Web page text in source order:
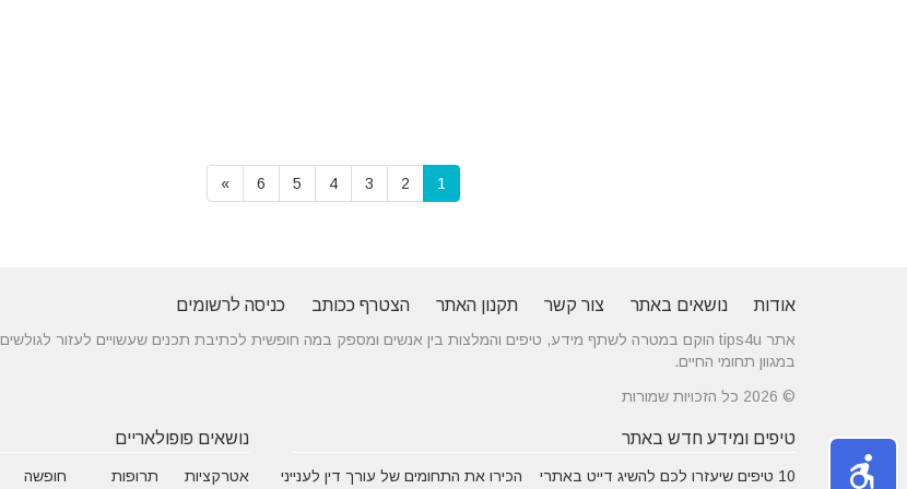
1
2
3
4
5
6
»
אודות נושאים באתר צור קשר תקנון האתר הצטרף ככותב כניסה לרשומים
אתר tips4u הוקם במטרה לשתף מידע, טיפים והמלצות בין אנשים ומספק במה חופשית לכתיבת תכנים שעשויים לעזור לגולשים
במגוון תחומי החיים.
© 2026 כל הזכויות שמורות
טיפים ומידע חדש באתר
10 טיפים שיעזרו לכם להשיג דייט באתרי
הכירו את התחומים של עורך דין לענייני
נושאים פופולאריים
אטרקציות
תרופות
חופשה